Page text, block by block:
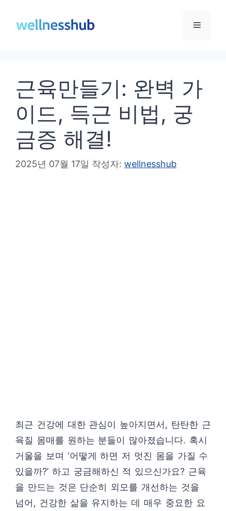
메
근육만들기: 완벽 가
이드, 득근 비법, 궁
금증 해결!
2025년 07월 17일 작성자: wellnesshub
최근 건강에 대한 관심이 높아지면서, 탄탄한 근
육질 몸매를 원하는 분들이 많아졌습니다. 혹시
거울을 보며 ‘어떻게 하면 저 멋진 몸을 가질 수
있을까?’ 하고 궁금해하신 적 있으신가요? 근육
을 만드는 것은 단순히 외모를 개선하는 것을
넘어, 건강한 삶을 유지하는 데 매우 중요한 요